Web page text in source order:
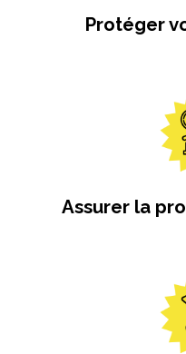
Protéger
Assurer la